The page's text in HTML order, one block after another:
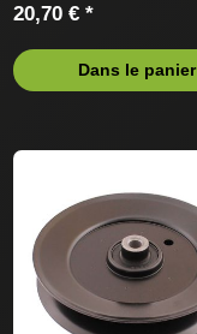
20,70 € *
Dans le panier